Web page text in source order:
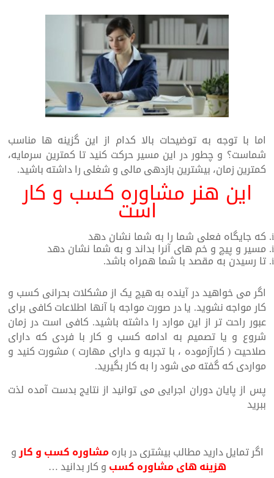
اما با توجه به توضیحات بالا کدام از این گزینه ها مناسب
شماست؟ و چطور در این مسیر حرکت کنید تا کمترین سرمایه،
کمترین زمان، بیشترین بازدهی مالی و شغلی را داشته باشید.
این هنر مشاوره کسب و کار
است
که جایگاه فعلی شما را به شما نشان دهد
مسیر و پیچ و خم های آنرا بداند و به شما نشان دهد
تا رسیدن به مقصد با شما همراه باشد.
اگر می خواهید در آینده به هیچ یک از مشکلات بحرانی کسب و
کار مواجه نشوید. یا در صورت مواجه با آنها اطلاعات کافی برای
عبور راحت تر از این موارد را داشته باشید. کافی است در زمان
شروع و یا تصمیم به ادامه کسب و کار با فردی که دارای
صلاحیت ( کارآزموده ، با تجربه و دارای مهارت ) مشورت کنید و
مواردی که گفته می شود را به کار بگیرید.
پس از پایان دوران اجرایی می توانید از نتایج بدست آمده لذت
ببرید
اگر تمایل دارید مطالب بیشتری در بارهمشاوره کسب و کارو
هزینه های مشاوره کسبو کار بدانید …